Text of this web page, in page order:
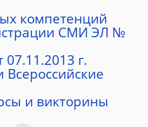
компетенций
СМИ ЭЛ №
07.11.2013 г.
и викторины